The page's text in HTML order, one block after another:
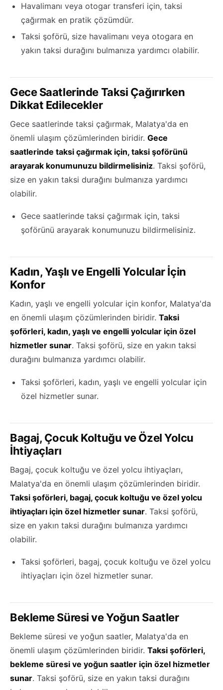
Havalimanı veya otogar transferi için, taksi
çağırmak en pratik çözümdür.
Taksi şoförü, size havalimanı veya otogara en
yakın taksi durağını bulmanıza yardımcı olabilir.
Gece Saatlerinde Taksi Çağırırken
Dikkat Edilecekler
Gece saatlerinde taksi çağırmak, Malatya'da en
önemli ulaşım çözümlerinden biridir. Gece
saatlerinde taksi çağırmak için, taksi şoförünü
arayarak konumunuzu bildirmelisiniz. Taksi şoförü,
size en yakın taksi durağını bulmanıza yardımcı
olabilir.
Gece saatlerinde taksi çağırmak için, taksi
şoförünü arayarak konumunuzu bildirmelisiniz.
Kadın, Yaşlı ve Engelli Yolcular İçin
Konfor
Kadın, yaşlı ve engelli yolcular için konfor, Malatya'da
en önemli ulaşım çözümlerinden biridir. Taksi
şoförleri, kadın, yaşlı ve engelli yolcular için özel
hizmetler sunar. Taksi şoförü, size en yakın taksi
durağını bulmanıza yardımcı olabilir.
Taksi şoförleri, kadın, yaşlı ve engelli yolcular için
özel hizmetler sunar.
Bagaj, Çocuk Koltuğu ve Özel Yolcu
İhtiyaçları
Bagaj, çocuk koltuğu ve özel yolcu ihtiyaçları,
Malatya'da en önemli ulaşım çözümlerinden biridir.
Taksi şoförleri, bagaj, çocuk koltuğu ve özel yolcu
ihtiyaçları için özel hizmetler sunar. Taksi şoförü,
size en yakın taksi durağını bulmanıza yardımcı
olabilir.
Taksi şoförleri, bagaj, çocuk koltuğu ve özel yolcu
ihtiyaçları için özel hizmetler sunar.
Bekleme Süresi ve Yoğun Saatler
Bekleme süresi ve yoğun saatler, Malatya'da en
önemli ulaşım çözümlerinden biridir. Taksi şoförleri,
bekleme süresi ve yoğun saatler için özel hizmetler
sunar. Taksi şoförü, size en yakın taksi durağını